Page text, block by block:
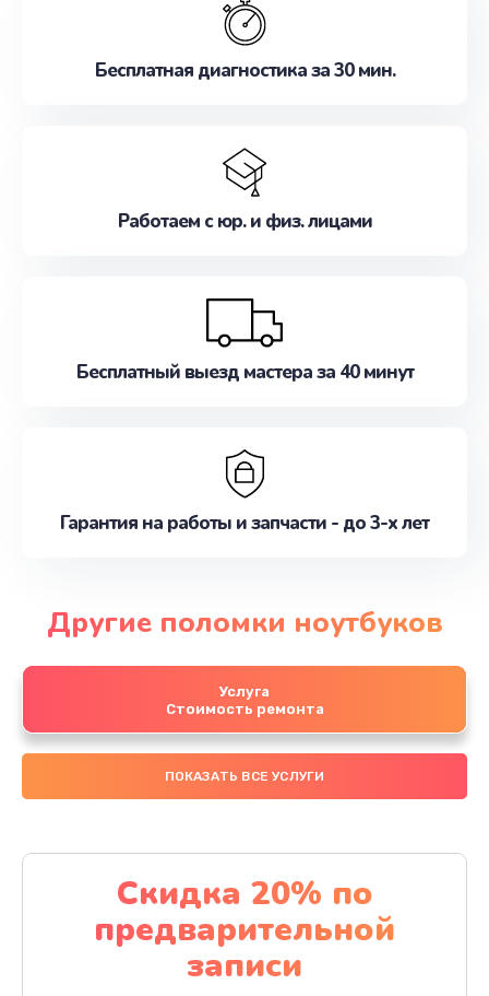
Бесплатная диагностика за 30 мин.
Работаем с юр. и физ. лицами
Бесплатный выезд мастера за 40 минут
Гарантия на работы и запчасти - до 3-х лет
Другие поломки ноутбуков
Услуга
Стоимость ремонта
ПОКАЗАТЬ ВСЕ УСЛУГИ
Скидка 20% по
предварительной
записи